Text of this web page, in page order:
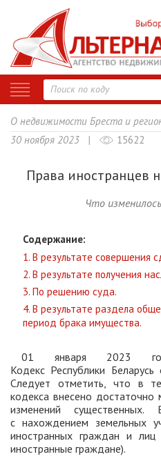
О недвижимости Бреста и
30 ноября 2023 |
15622
Права иностранцев
Что
Содержание:
1. В результате совершения
2. В результате получения
3. По решению суда.
4. В результате раздела
период брака имущества.
01 января 2023
Кодекс Республики
Следует отметить, что в
кодекса внесено
изменений
с нахождением земельных
иностранных граждан и
иностранные граждане).